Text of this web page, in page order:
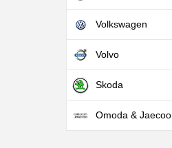
Volkswagen
Volvo
Skoda
Omoda & Jaecoo